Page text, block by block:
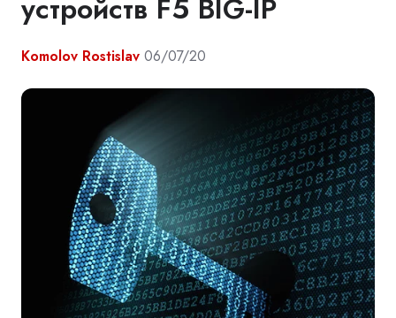
устройств F5 BIG-IP
Komolov Rostislav 06/07/20